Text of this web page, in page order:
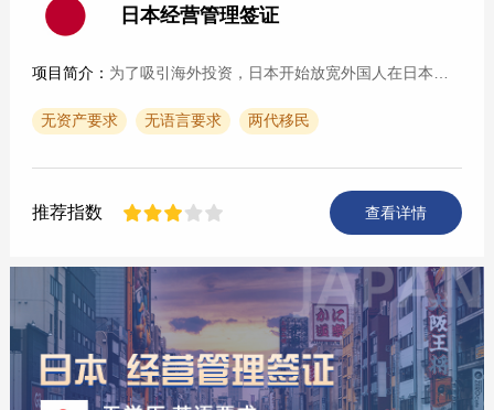
日本经营管理签证
项目简介： 为了吸引海外投资，日本开始放宽外国人在日本创业的限制。外国人在日本投资一定额度（500万日元以上）开办公司就可以申请经营管理签证。在取得经营管理签证以后，即可取得日···
无资产要求 无语言要求 两代移民
推荐指数 查看详情